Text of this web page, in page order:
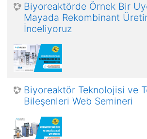
Biyoreaktörde Örnek Bir
Mayada Rekombinant
İnceliyoruz
Biyoreaktör Teknolojisi ve
Bileşenleri Web Semineri